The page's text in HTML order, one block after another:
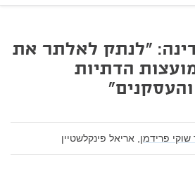
"לנתק לאלתר את
הדתיות
שוקי פרידמן, אריאל פינקלשטיין